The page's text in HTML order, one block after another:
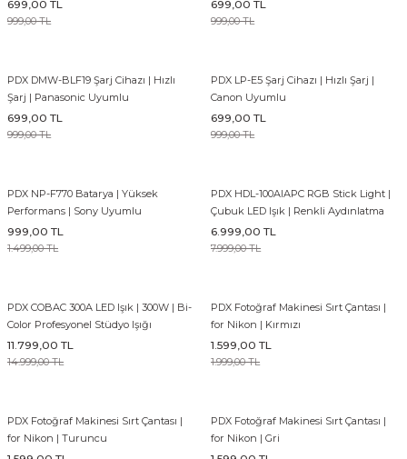
EFEKT EKİPMANI
699,00 TL
999,00 TL
699,00 TL
999,00 TL
PDX DMW-BLF19 Şarj Cihazı | Hızlı
Şarj | Panasonic Uyumlu
699,00 TL
999,00 TL
PDX LP-E5 Şarj Cihazı | Hızlı Şarj |
Canon Uyumlu
699,00 TL
999,00 TL
PDX NP-F770 Batarya | Yüksek
Performans | Sony Uyumlu
999,00 TL
1.499,00 TL
PDX HDL-100AIAPC RGB Stick Light |
Çubuk LED Işık | Renkli Aydınlatma
6.999,00 TL
7.999,00 TL
PDX COBAC 300A LED Işık | 300W | Bi-
Color Profesyonel Stüdyo Işığı
11.799,00 TL
14.999,00 TL
PDX Fotoğraf Makinesi Sırt Çantası |
for Nikon | Kırmızı
1.599,00 TL
1.999,00 TL
PDX Fotoğraf Makinesi Sırt Çantası |
for Nikon | Turuncu
PDX Fotoğraf Makinesi Sırt Çantası |
for Nikon | Gri